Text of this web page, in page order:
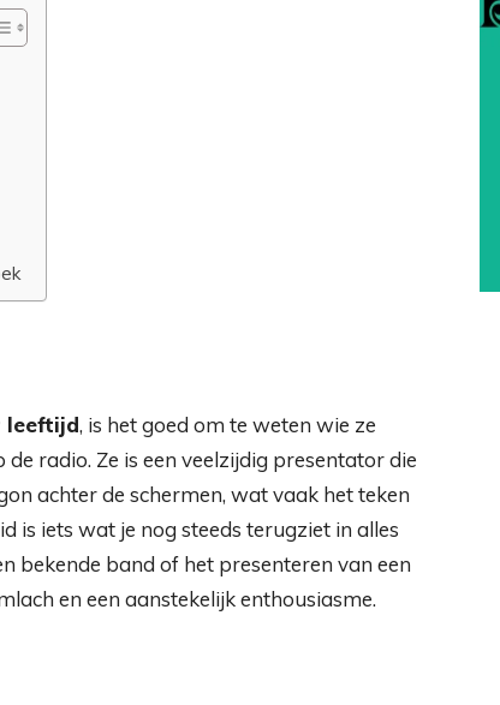
leeftijd, is het goed om te weten wie ze
radio. Ze is een veelzijdig presentator die
achter de schermen, wat vaak het teken
is iets wat je nog steeds terugziet in alles
bekende band of het presenteren van een
en een aanstekelijk enthousiasme.